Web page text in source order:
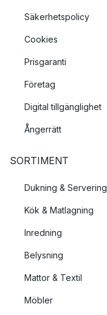
Säkerhetspolicy
Cookies
Prisgaranti
Företag
Digital tillgänglighet
Ångerrätt
SORTIMENT
Dukning & Servering
Kök & Matlagning
Inredning
Belysning
Mattor & Textil
Möbler